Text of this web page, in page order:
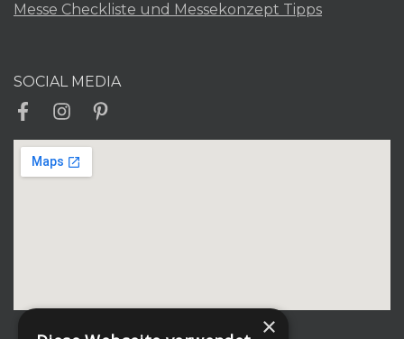
Messe Checkliste und Messekonzept Tipps
SOCIAL MEDIA
×